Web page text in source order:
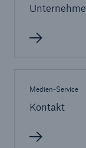
Medien-Service
Kontakt